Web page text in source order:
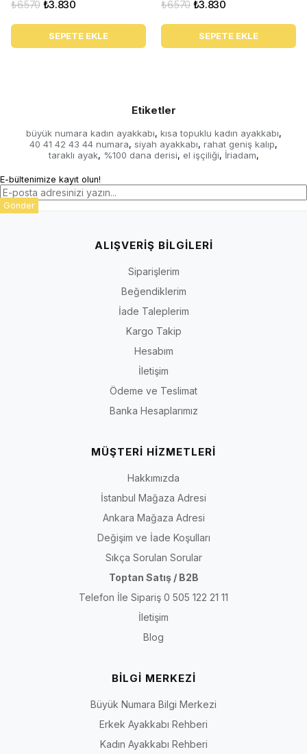
₺3.830
₺6.570
SEPETE EKLE
₺3.830
₺6.570
SEPETE EKLE
Etiketler
büyük numara kadın ayakkabı, kısa topuklu kadın ayakkabı,
40 41 42 43 44 numara, siyah ayakkabı, rahat geniş kalıp,
taraklı ayak, %100 dana derisi, el işçiliği, İriadam,
E-bültenimize kayıt olun!
Gönder
ALIŞVERİŞ BİLGİLERİ
Siparişlerim
Beğendiklerim
İade Taleplerim
Kargo Takip
Hesabım
İletişim
Ödeme ve Teslimat
Banka Hesaplarımız
MÜŞTERİ HİZMETLERİ
Hakkımızda
İstanbul Mağaza Adresi
Ankara Mağaza Adresi
Değişim ve İade Koşulları
Sıkça Sorulan Sorular
Toptan Satış / B2B
Telefon İle Sipariş 0 505 122 21 11
İletişim
Blog
BİLGİ MERKEZİ
Büyük Numara Bilgi Merkezi
Erkek Ayakkabı Rehberi
Kadın Ayakkabı Rehberi